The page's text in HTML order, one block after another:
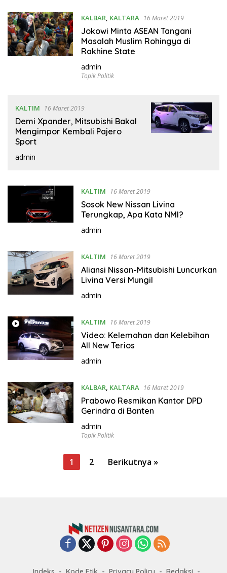
KALBAR, KALTARA 16 Maret 2019
Jokowi Minta ASEAN Tangani
Masalah Muslim Rohingya di
Rakhine State
admin
Topik Politik
KALTIM 16 Maret 2019
Demi Xpander, Mitsubishi Bakal
Mengimpor Kembali Pajero
Sport
admin
KALTIM 16 Maret 2019
Sosok New Nissan Livina
Terungkap, Apa Kata NMI?
admin
KALTIM 16 Maret 2019
Aliansi Nissan-Mitsubishi Luncurkan
Livina Versi Mungil
admin
KALTIM 16 Maret 2019
Video: Kelemahan dan Kelebihan
All New Terios
admin
KALBAR, KALTARA 16 Maret 2019
Prabowo Resmikan Kantor DPD
Gerindra di Banten
admin
Topik Politik
1 2 Berikutnya »